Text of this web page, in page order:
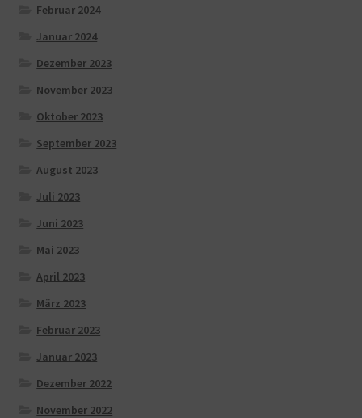
Februar 2024
Januar 2024
Dezember 2023
November 2023
Oktober 2023
September 2023
August 2023
Juli 2023
Juni 2023
Mai 2023
April 2023
März 2023
Februar 2023
Januar 2023
Dezember 2022
November 2022